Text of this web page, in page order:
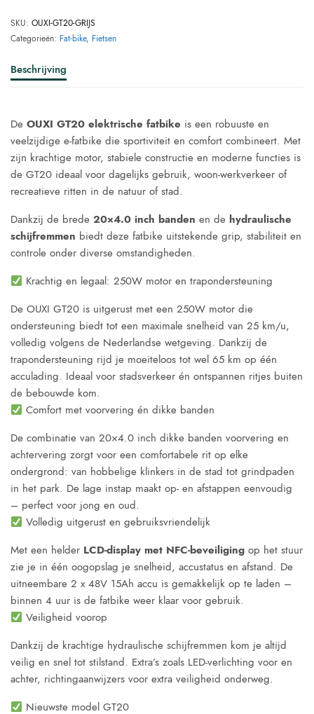
SKU: OUXI-GT20-GRIJS
Categorieën: Fat-bike, Fietsen
Beschrijving
DeOUXI GT20 elektrische fatbike is een robuuste en
veelzijdige e-fatbike die sportiviteit en comfort combineert. Met
zijn krachtige motor, stabiele constructie en moderne functies is
de GT20 ideaal voor dagelijks gebruik, woon-werkverkeer of
recreatieve ritten in de natuur of stad.
Dankzij de brede20×4.0 inch banden en de hydraulische
schijfremmen biedt deze fatbike uitstekende grip, stabiliteit en
controle onder diverse omstandigheden.
Krachtig en legaal: 250W motor en trapondersteuning
De OUXI GT20 is uitgerust met een 250W motor die
ondersteuning biedt tot een maximale snelheid van 25 km/u,
volledig volgens de Nederlandse wetgeving. Dankzij de
trapondersteuning rijd je moeiteloos tot wel 65 km op één
acculading. Ideaal voor stadsverkeer én ontspannen ritjes buiten
de bebouwde kom.
Comfort met voorvering én dikke banden
De combinatie van 20×4.0 inch dikke banden voorvering en
achtervering zorgt voor een comfortabele rit op elke
ondergrond: van hobbelige klinkers in de stad tot grindpaden
in het park. De lage instap maakt op- en afstappen eenvoudig
– perfect voor jong en oud.
Volledig uitgerust en gebruiksvriendelijk
Met een helder LCD-display met NFC-beveiliging op het stuur
zie je in één oogopslag je snelheid, accustatus en afstand. De
uitneembare 2 x 48V 15Ah accu is gemakkelijk op te laden –
binnen 4 uur is de fatbike weer klaar voor gebruik.
Veiligheid voorop
Dankzij de krachtige hydraulische schijfremmen kom je altijd
veilig en snel tot stilstand. Extra’s zoals LED-verlichting voor en
achter, richtingaanwijzers voor extra veiligheid onderweg.
Nieuwste model GT20